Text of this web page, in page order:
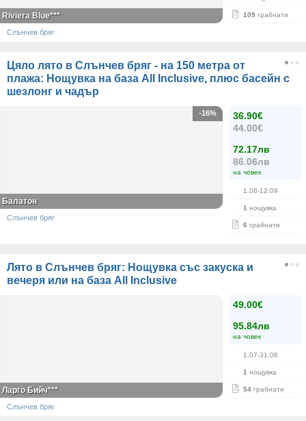
109 грабнати
Riviera Blue***
Слънчев бряг
Цяло лято в Слънчев бряг - на 150 метра от
плажа: Нощувка на база All Inclusive, плюс басейн с
шезлонг и чадър
36.90€
44.00€
72.17лв
86.06лв
на човек
1.08-12.09
1 нощувка
6 грабнати
-16%
Балатон
Слънчев бряг
Лято в Слънчев бряг: Нощувка със закуска и
вечеря или на база All Inclusive
49.00€
95.84лв
на човек
1.07-31.08
1 нощувка
54 грабнати
Ларго Бийч***
Слънчев бряг